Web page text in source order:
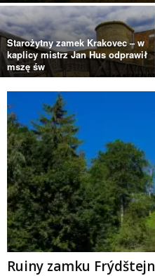
Starożytny zamek Krakovec – w
kaplicy mistrz Jan Hus odprawił
mszę św
Ruiny zamku Frýdštejn